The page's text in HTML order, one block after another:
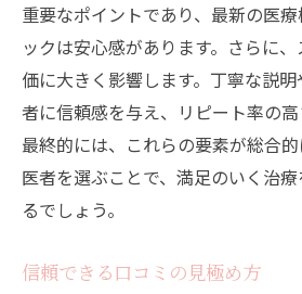
重要なポイントであり、最新の医
ックは安心感があります。さらに
価に大きく影響します。丁寧な説
者に信頼感を与え、リピート率の高
最終的には、これらの要素が総合
医者を選ぶことで、満足のいく治
るでしょう。
信頼できる口コミの見極め方